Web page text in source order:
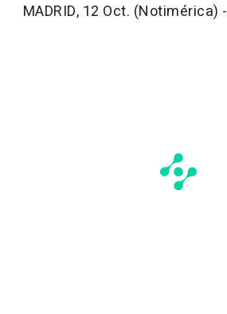
MADRID, 12 Oct. (Notimérica) -